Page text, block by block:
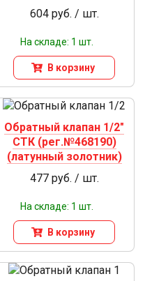
604 руб. / шт.
На складе: 1 шт.
В корзину
Обратный клапан 1/2"
СТК (рег.№468190)
(латунный золотник)
477 руб. / шт.
На складе: 1 шт.
В корзину